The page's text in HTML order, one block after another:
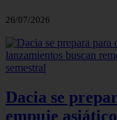
26/07/2026
Dacia se
empuje